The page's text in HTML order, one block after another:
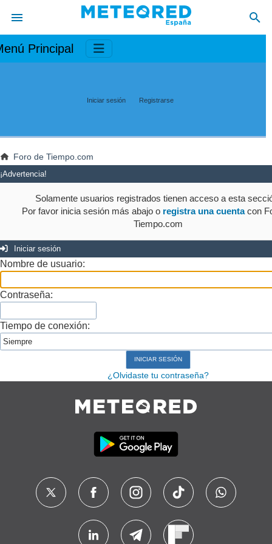
Principal
Iniciar sesión Registrarse
Foro de Tiempo.com
¡Advertencia!
Solamente usuarios registrados tienen acceso a esta
Por favor inicia sesión más abajo o registra una cuentacon
Tiempo.com
Iniciar sesión
Nombre de usuario:
Contraseña:
Tiempo de conexión:
¿Olvidaste tu contraseña?